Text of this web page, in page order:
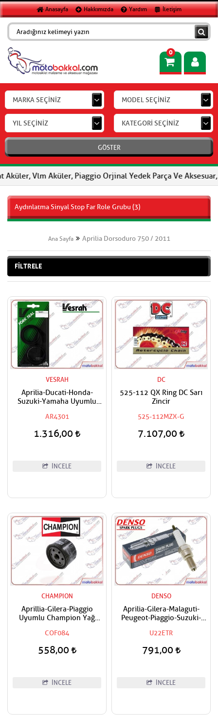
Anasayfa Hakkımızda Yardım İletişim
0
MARKA SEÇİNİZ MODEL SEÇİNİZ
YIL SEÇİNİZ KATEGORİ SEÇİNİZ
GÖSTER
Vlm Aküler, Piaggio Orjinal Yedek Parça Ve Aksesuar,
Aydınlatma Sinyal Stop Far Role Grubu (3)
Ana Sayfa Aprilia Dorsoduro 750 / 2011
FİLTRELE
VESRAH
Aprilia-Ducati-Honda-
Suzuki-Yamaha Uyumlu
Keçesi
AR4301
1.316,00
İNCELE
DC
525-112 QX Ring DC Sarı
Zincir
525-112MZX-G
7.107,00
İNCELE
CHAMPION
Aprillia-Gilera-Piaggio
Uyumlu Champion Yağ
COF084
558,00
İNCELE
DENSO
Aprilia-Gilera-Malaguti-
Peugeot-Piaggio-Suzuki-
U22ETR
791,00
İNCELE